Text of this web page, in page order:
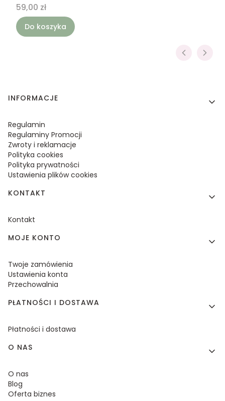
Cena
59,00 zł
Do koszyka
Linki w stopce
INFORMACJE
Regulamin
Regulaminy Promocji
Zwroty i reklamacje
Polityka cookies
Polityka prywatności
Ustawienia plików cookies
KONTAKT
Kontakt
MOJE KONTO
Twoje zamówienia
Ustawienia konta
Przechowalnia
PŁATNOŚCI I DOSTAWA
Płatności i dostawa
O NAS
O nas
Blog
Oferta biznes